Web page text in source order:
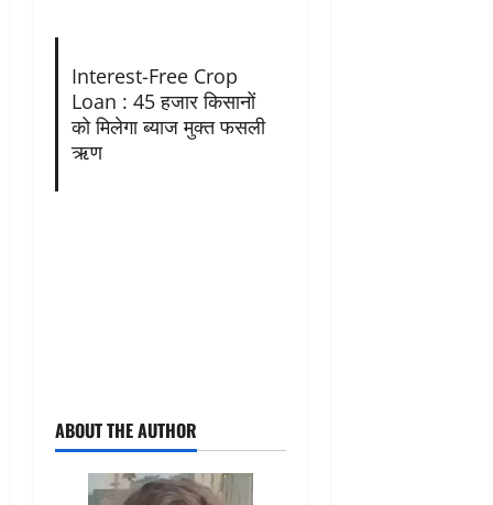
Interest-Free Crop
Loan : 45 हजार किसानों
को मिलेगा ब्याज मुक्त फसली
ऋण
ABOUT THE AUTHOR